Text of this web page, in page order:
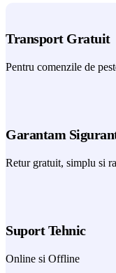
Transport Gratuit
Pentru comenzile de
Garantam
Retur gratuit, simplu si
Suport Tehnic
Online si Offline